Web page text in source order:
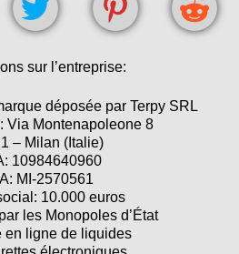
sur l’entreprise:
déposée par Terpy SRL
Via Montenapoleone 8
– Milan (Italie)
10984640960
MI-2570561
10.000 euros
les Monopoles d’État
en ligne de liquides